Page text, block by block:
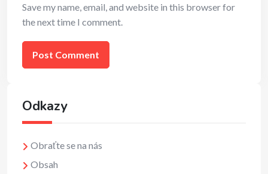
Save my name, email, and website in this browser for
the next time I comment.
Odkazy
Obraťte se na nás
Obsah